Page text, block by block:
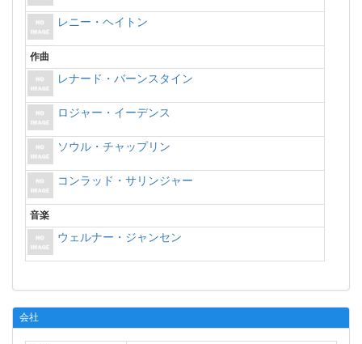
レニー・ヘイトン
作曲
レナード・バーンスタイン
ロジャー・イーデンス
ソウル・チャップリン
コンラッド・サリンジャー
音楽
ウェルナー・ジャンセン
会社